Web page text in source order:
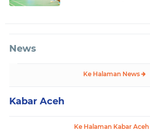
News
Ke Halaman News
Kabar Aceh
Ke Halaman Kabar Aceh